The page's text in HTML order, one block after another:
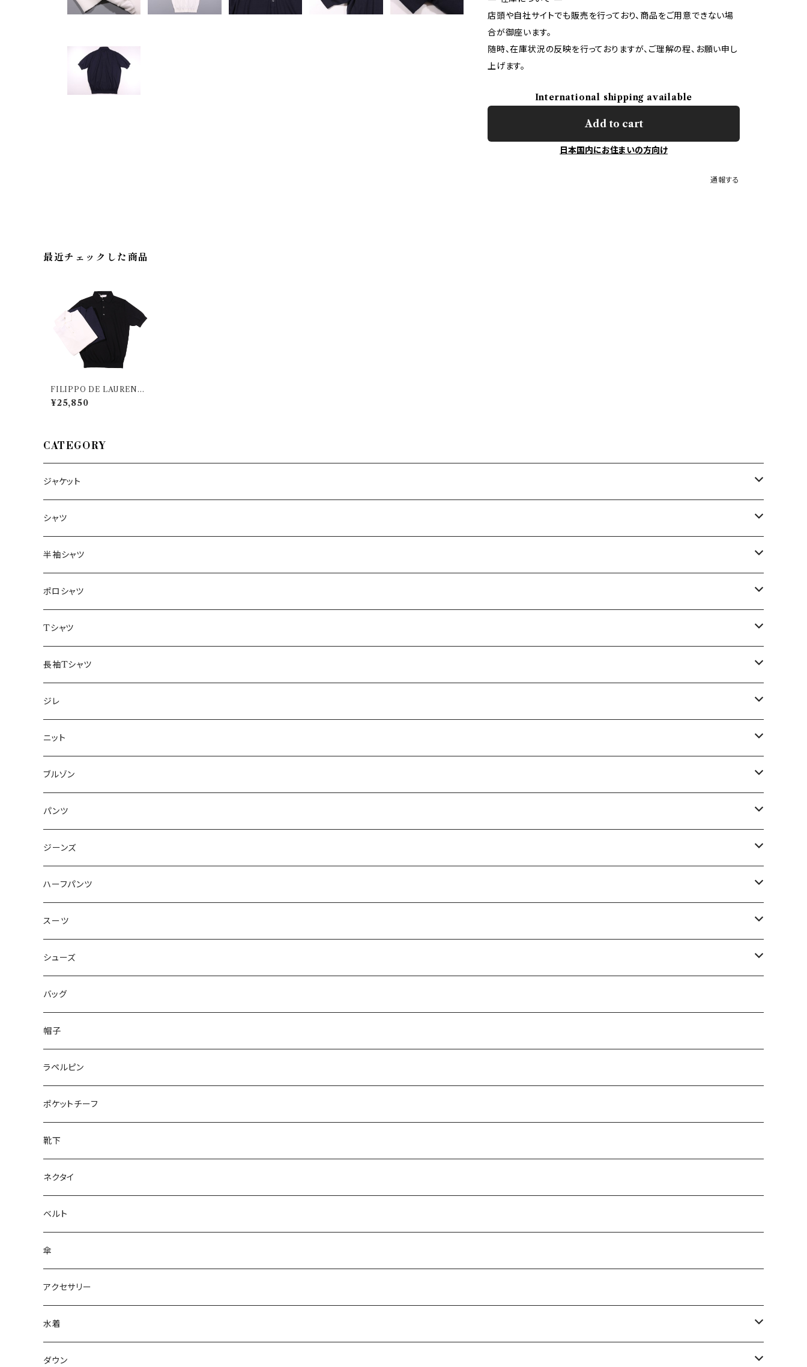
店頭や自社サイトでも販売を行っており、商品をご用意できない場
合が御座います。
随時、在庫状況の反映を行っておりますが、ご理解の程、お願い申し
上げます。
International shipping available
Add to cart
日本国内にお住まいの方向け
通報する
最近チェックした商品
FILIPPO DE LAURENTII
S（フィリッポ デ ラウレンティ
ス） 半袖ポロシャツ PLMC
¥25,850
CATEGORY
ジャケット
～44/S
46/M
48/L
50/XL～
シャツ
～44/S
46/M
48/L
50/XL～
半袖シャツ
～44/S
46/M
48/L
50/XL～
ポロシャツ
～44/S
46/M
48/L
50/XL～
Tシャツ
～44/S
46/M
48/L
50/XL～
長袖Tシャツ
～44/S
46/M
48/L
50/XL～
ジレ
～44/S
46/M
48/L
50/XL～
ニット
～44/S
46/M
48/L
50/XL～
ブルゾン
～44/S
46/M
48/L
50/XL～
パンツ
～44/S
46/M
48/L
50/XL～
ジーンズ
～44/S
46/M
48/L
50/XL～
ハーフパンツ
～44/S
46/M
48/L
50/XL～
スーツ
～44/S
46/M
48/L
50/XL～
シューズ
～25.5cm
26cm～
27cm～
28cm～
バッグ
帽子
ラペルピン
ポケットチーフ
靴下
ネクタイ
ベルト
傘
アクセサリー
水着
～44/S
ダウン